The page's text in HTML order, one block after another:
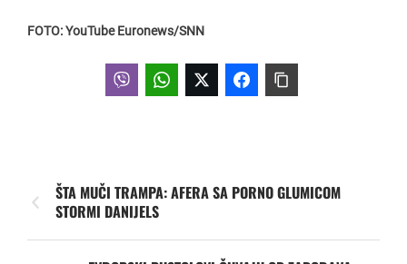
FOTO: YouTube Euronews/SNN
ŠTA MUČI TRAMPA: AFERA SA PORNO GLUMICOM
STORMI DANIJELS